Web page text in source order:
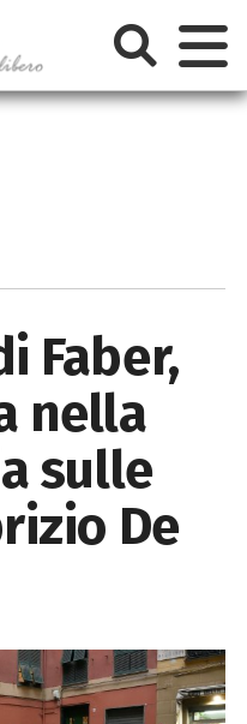
Faber,
nella
sulle
De